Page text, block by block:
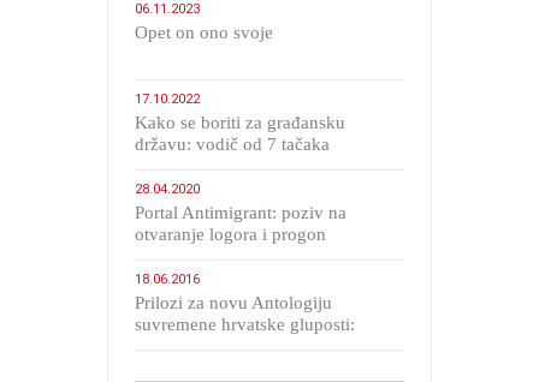
06.11.2023
​Opet on ono svoje
17.10.2022
Kako se boriti za građansku
državu: vodič od 7 tačaka
28.04.2020
Portal Antimigrant: poziv na
otvaranje logora i progon
18.06.2016
Prilozi za novu Antologiju
suvremene hrvatske gluposti: